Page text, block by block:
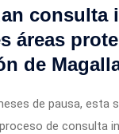
consulta
áreas
de
de pausa, esta
de consulta